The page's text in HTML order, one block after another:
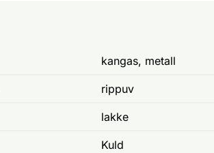
kangas, metall
rippuv
lakke
Kuld